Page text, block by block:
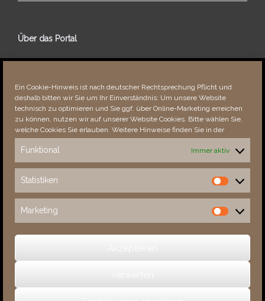
Ein Cookie-Hinweis ist nach deutscher Rechtsprechung Pflicht und
deshalb bitten wir Sie um Ihr Einverständnis: Um unsere Website
technisch zu optimieren und Sie ggf. über Online-Marketing erreichen
zu können, nutzen wir auf unserer Website Cookies. Bitte wählen Sie,
welche Cookies Sie erlauben. Weitere Hinweise finden Sie in der
Funktional Immer aktiv
Statistiken
Statistiken
Marketing
Marketing
Über das Portal
Über dieses Portal
Fehler bemerkt?
Besucher seit 08/​2021
This Week
27940